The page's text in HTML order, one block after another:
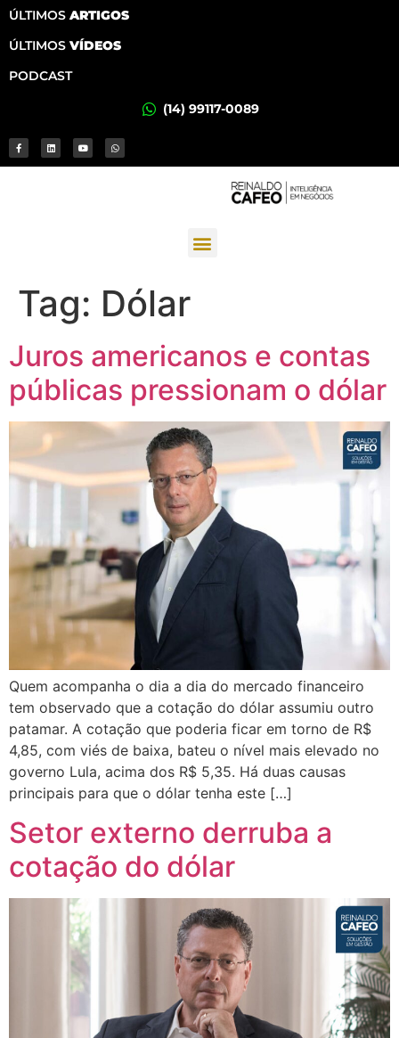
ÚLTIMOS ARTIGOS
ÚLTIMOS VÍDEOS
PODCAST
(14) 99117-0089
Tag: Dólar
Juros americanos e contas
públicas pressionam o dólar
Quem acompanha o dia a dia do mercado financeiro
tem observado que a cotação do dólar assumiu outro
patamar. A cotação que poderia ficar em torno de R$
4,85, com viés de baixa, bateu o nível mais elevado no
governo Lula, acima dos R$ 5,35. Há duas causas
principais para que o dólar tenha este […]
Setor externo derruba a
cotação do dólar